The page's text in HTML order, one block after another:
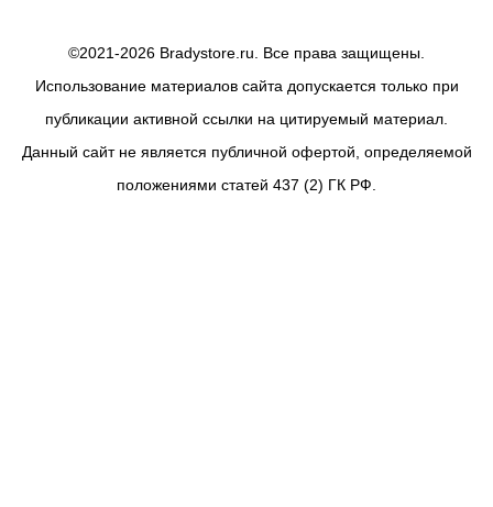
©2021-2026 Bradystore.ru. Все права защищены.
Использование материалов сайта допускается только при
публикации активной ссылки на цитируемый материал.
Данный сайт не является публичной офертой, определяемой
положениями статей 437 (2) ГК РФ.